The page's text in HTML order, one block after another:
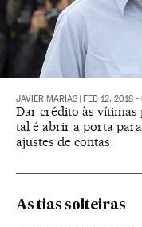
JAVIER MARÍAS FEB 12, 2018
Dar crédito às vítimas
tal é abrir a porta para
ajustes de contas
As tias solteiras